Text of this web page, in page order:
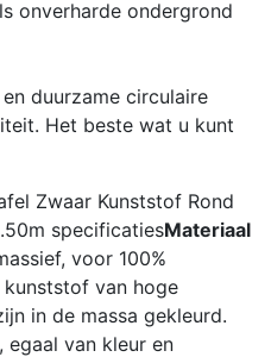
onverharde ondergrond
duurzame circulaire
Het beste wat u kunt
Zwaar Kunststof Rond
specificatiesMateriaal
voor 100%
van hoge
in de massa gekleurd.
van kleur en